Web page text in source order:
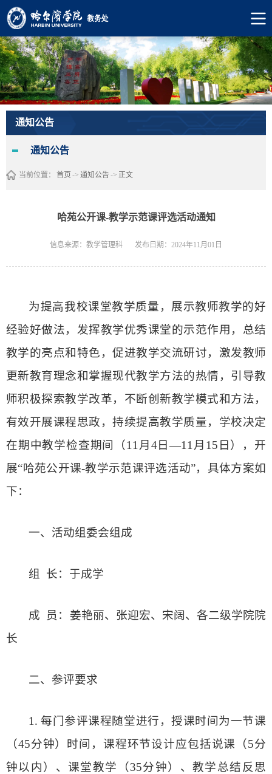
通知公告
通知公告
当前位置： 首页-> 通知公告-> 正文
哈苑公开课-教学示范课评选活动通知
信息来源：教学管理科 发布日期：2024年11月01日
为提高我校课堂教学质量，展示教师教学的好
经验好做法，发挥教学优秀课堂的示范作用，总结
教学的亮点和特色，促进教学交流研讨，激发教师
更新教育理念和掌握现代教学方法的热情，引导教
师积极探索教学改革，不断创新教学模式和方法，
有效开展课程思政，持续提高教学质量，学校决定
在期中教学检查期间
（11 月 4日—11 月 15 日）
，开
展“哈苑公开课-教学示范课评选活动”，具体方案如
下：
一、 活动组委会组成
组 长：于成学
成
员：姜艳丽、张迎宏、宋阔、各二级学院院
长
二、参评要求
1.每门参评课程随堂进行，授课时间为一节课
（45分钟）时间，课程环节设计应包括说课（5分
钟以内）、课堂教学（35分钟）、教学总结反思